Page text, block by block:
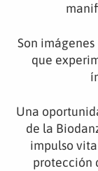
Son
que
Una
de la
impulso
protección